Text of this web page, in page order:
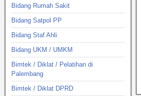
Bidang Rumah Sakit
Bidang Satpol PP
Bidang Staf Ahli
Bidang UKM / UMKM
Bimtek / Diklat / Pelatihan di
Palembang
Bimtek / Diklat DPRD